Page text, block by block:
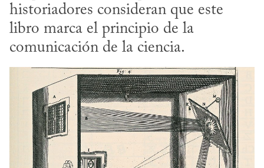
historiadores consideran que este
libro marca el principio de la
comunicación de la ciencia.